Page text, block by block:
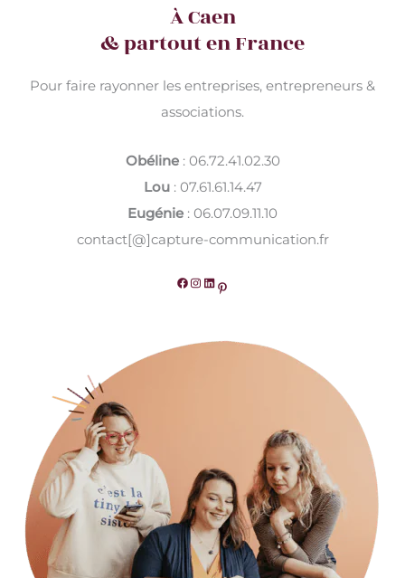
À Caen
& partout en France
Pour faire rayonner les entreprises, entrepreneurs &
associations.
Obéline: 06.72.41.02.30
Lou: 07.61.61.14.47
Eugénie : 06.07.09.11.10
contact[@]capture-communication.fr
Facebook Instagram LinkedIn Pinterest